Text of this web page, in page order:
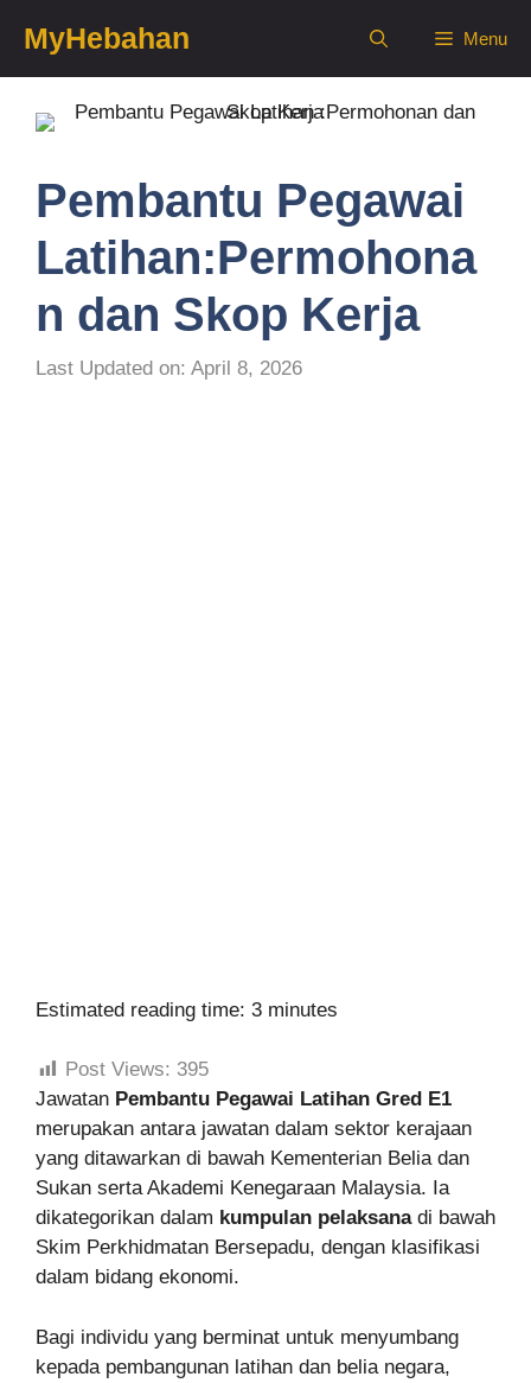
content
MyHebahan Menu
Pembantu Pegawai
Latihan:Permohona
n dan Skop Kerja
Last Updated on: April 8, 2026
Estimated reading time: 3 minutes
Post Views: 395
Jawatan Pembantu Pegawai Latihan Gred E1
merupakan antara jawatan dalam sektor kerajaan
yang ditawarkan di bawah Kementerian Belia dan
Sukan serta Akademi Kenegaraan Malaysia. Ia
dikategorikan dalam kumpulan pelaksanadi bawah
Skim Perkhidmatan Bersepadu, dengan klasifikasi
dalam bidang ekonomi.
Bagi individu yang berminat untuk menyumbang
kepada pembangunan latihan dan belia negara,